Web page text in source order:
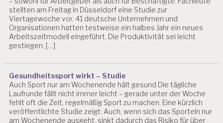
R
IS
T
I
A
N
N
D
E
V
stellten am Freitag in Düsseldorf eine Studie zur
Viertagewoche vor. 41 deutsche Unternehmen und
Organisationen hatten testweise ein halbes Jahr ein neues
Arbeitszeitmodell eingeführt. Die Produktivität sei leicht
gestiegen, […]
Gesundheitssport wirkt – Studie
Auch Sport nur am Wochenende hält gesund Die tägliche
Laufrunde fällt nicht immer leicht – gerade unter der Woche
fehlt oft die Zeit, regelmäßig Sport zu machen. Eine kürzlich
veröffentlichte Studie zeigt: Auch, wenn sich das Sporteln nur
am Wochenende ausgeht, sinkt dadurch das Risiko für über